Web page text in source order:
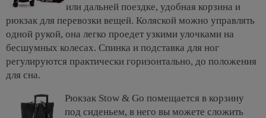
или дальней поездке, удобная корзина и
рюкзак для перевозки вещей. Коляской можно управлять
одной рукой, она легко проедет узкими улочками на
бесшумных колесах. Спинка и подставка для ног
регулируются практически горизонтально, до положения
для сна.
Рюкзак Stow & Go помещается в корзину
под сиденьем, в него вы можете сложить